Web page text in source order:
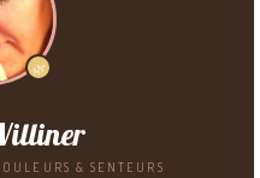
🌿
& SENTEURS